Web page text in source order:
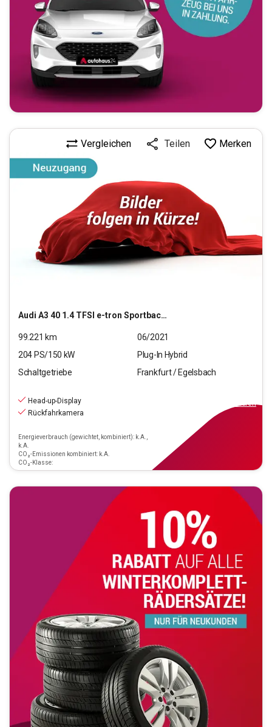
Audi A3 40 1.4 TFSI e-tron Sportback S line (Euro 6d)
Vergleichen Teilen Merken
99.221 km
06/2021
204 PS/150 kW
Plug-In Hybrid
Schaltgetriebe
Frankfurt / Egelsbach
Head-up-Display
Rückfahrkamera
Energieverbrauch (gewichtet, kombiniert): k.A.,
k.A.
CO₂-Emissionen kombiniert: k.A.
CO₂-Klasse:
finanzieren